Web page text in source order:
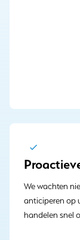
We wachten
anticiperen op
handelen snel